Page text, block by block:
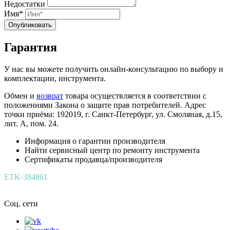
Недостатки
Имя*
Опубликовать
Гарантия
У нас вы можете получить онлайн-консультацию по выбору и
комплектации, инструмента.
Обмен и возврат товара осуществляется в соответствии с
положениями Закона о защите прав потребителей. Адрес
точки приёма: 192019, г. Санкт-Петербург, ул. Смоляная, д.15,
лит. А, пом. 24.
Информация о гарантии производителя
Найти сервисный центр по ремонту инструмента
Сертификаты продавца/производителя
ETK-384861
Соц. сети